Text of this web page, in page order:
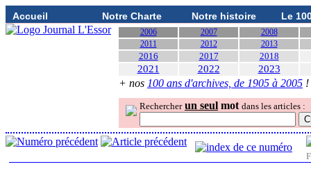
Accueil Notre Charte Notre histoire Le
2006 2007
2008
2011
2012 2013
2016 2017 2018
2021 2022 2023
+ nos 100 ans d'archives, de 1905 à 2005 !
Rechercher un seul mot dans les articles :